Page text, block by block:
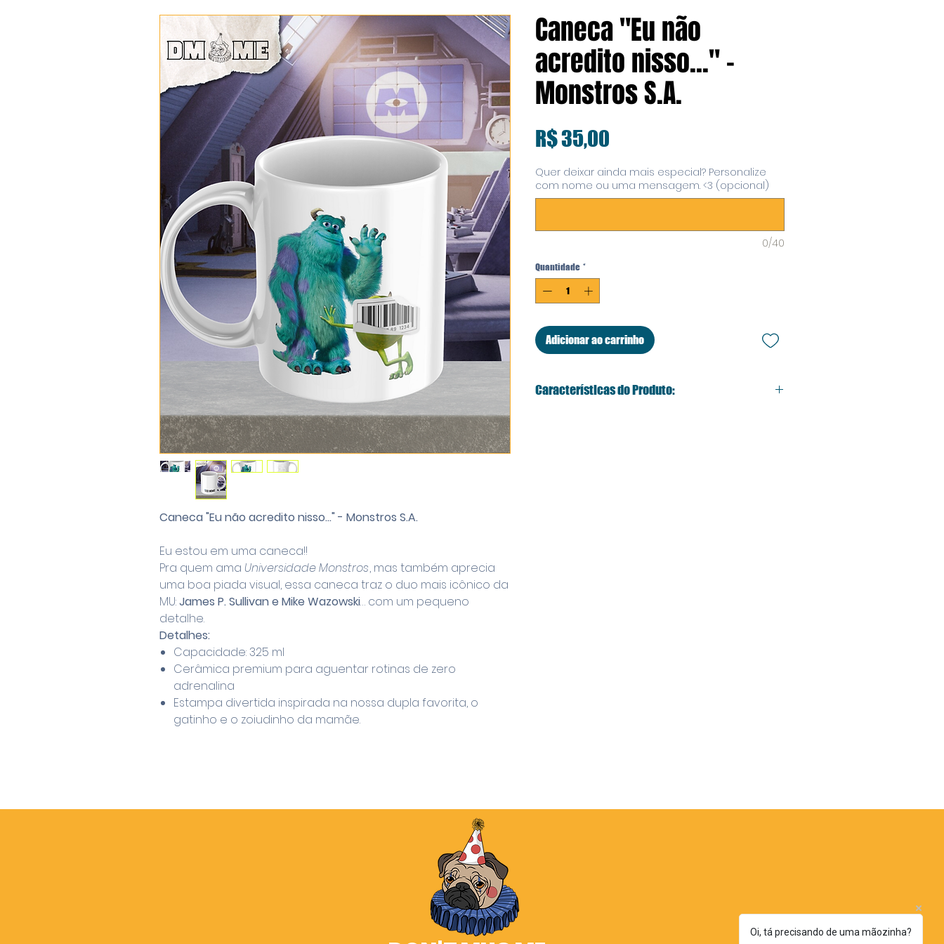
Caneca "Eu não acredito nisso..." - Monstros S.A.
Eu estou em uma caneca!!
Pra quem ama Universidade Monstros, mas também aprecia
uma boa piada visual, essa caneca traz o duo mais icônico da
MU:James P. Sullivan e Mike Wazowski… com um pequeno
detalhe.
Detalhes:
Capacidade: 325 ml
Cerâmica premium para aguentar rotinas de zero
adrenalina
Estampa divertida inspirada na nossa dupla favorita, o
gatinho e o zoiudinho da mamãe.
Caneca "Eu não
acredito nisso..." -
Monstros S.A.
R$ 35,00
Quer deixar ainda mais especial? Personalize
com nome ou uma mensagem. <3 (opcional)
0/40
Quantidade *
Adicionar ao carrinho
Características do Produto:
Oi, tá precisando de uma mãozinha?